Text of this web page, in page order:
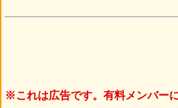
※これは広告です。有料メンバー